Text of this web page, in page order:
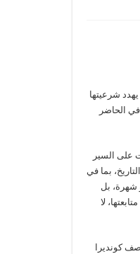
شرعيتها
الحاضر
على السير
بما في
شهرة، بل
لا
كونديرا